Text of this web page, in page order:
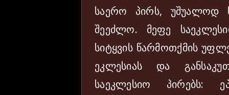
საერო პირს, უშუალოდ
შეეძლო. მეფე
სიტყვის წარმოთქმის
ეკლესიას და
საეკლესიო პირებს: